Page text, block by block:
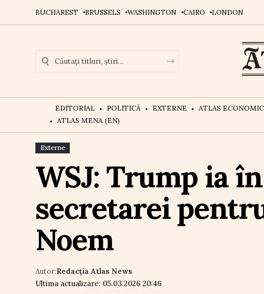
BUCHAREST BRUSSELS WASHINGTON CAIRO LONDON
EDITORIAL POLITICĂ EXTERNE ATLAS ECONOMIC
ATLAS MENA (EN)
Externe
WSJ: Trump ia
secretarei
Noem
Ultima actualizare: 05.03.2026 20:46
Autor:Redacția Atlas News